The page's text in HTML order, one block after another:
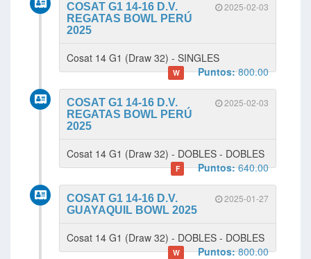
2025-02-03
COSAT G1 14-16 D.V.
REGATAS BOWL PERÚ
2025
Cosat 14 G1 (Draw 32) - SINGLES
W Puntos:800.00
2025-02-03
COSAT G1 14-16 D.V.
REGATAS BOWL PERÚ
2025
Cosat 14 G1 (Draw 32) - DOBLES - DOBLES
F Puntos:640.00
2025-01-27
COSAT G1 14-16 D.V.
GUAYAQUIL BOWL 2025
Cosat 14 G1 (Draw 32) - DOBLES - DOBLES
W Puntos:800.00